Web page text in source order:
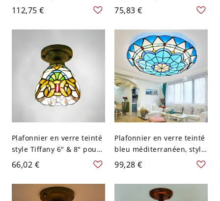
110 V-120 V Jaune
112,75 €
pour couloirs et entrées -
Jaune 110 V-120 V
75,83 €
Plafonnier en verre teinté
style Tiffany 6" & 8" pour
couloirs & entrées - Beige
110 V-120 V 15,24 cm
66,02 €
Plafonnier en verre teinté
bleu méditerranéen, style
Tiffany - 110 V-120 V 30,48
cm Blanc
99,28 €